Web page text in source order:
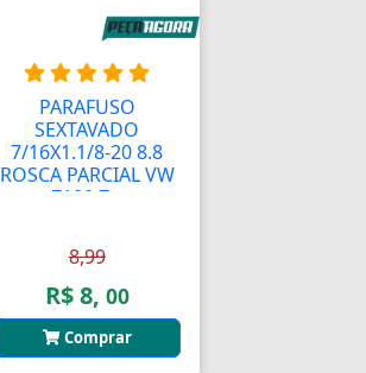
PARAFUSO
SEXTAVADO
7/16X1.1/8-20 8.8
ROSCA PARCIAL VW
7100 7...
8,99
R$ 8, 00
Comprar